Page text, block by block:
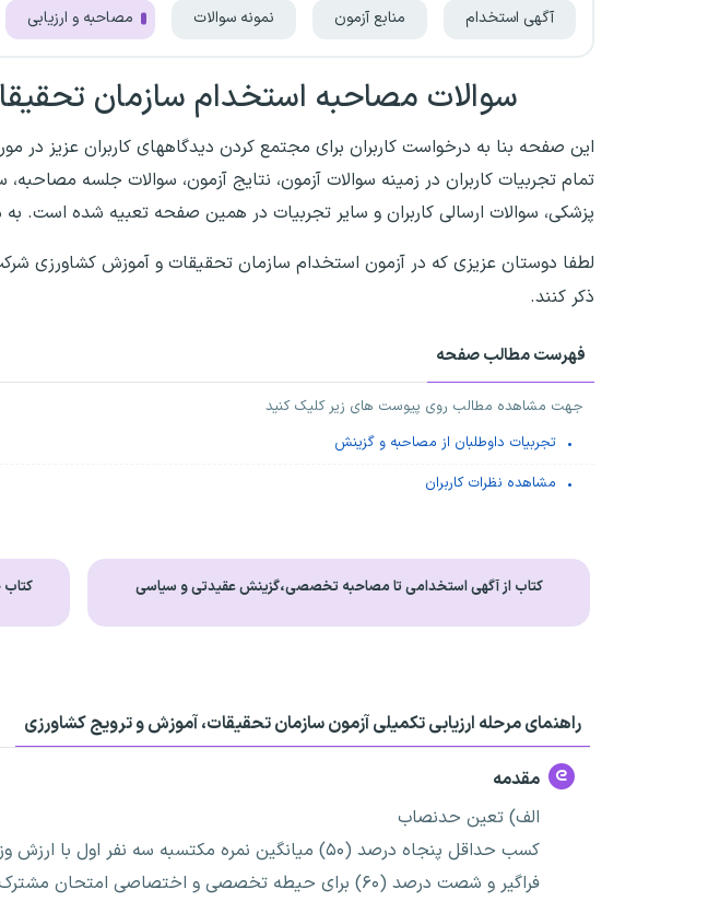
آگهی استخدام منابع آزمون نمونه سوالات مصاحبه و ارزیابی
سوالات مصاحبه استخدام سازمان
این صفحه بنا به درخواست کاربران برای مجتمع کردن دیدگاههای کاربران عزیز
تمام تجربیات کاربران در زمینه سوالات آزمون، نتایج آزمون، سوالات جلسه
پزشکی، سوالات ارسالی کاربران و سایر تجربیات در همین صفحه تعبیه شده است.
لطفا دوستان عزیزی که در آزمون استخدام سازمان تحقیقات و آموزش کشاورزی
ذکر کنند.
فهرست مطالب صفحه
جهت مشاهده مطالب روی پیوست های زیر کلیک کنید
تجربیات داوطلبان از مصاحبه و گزینش
مشاهده نظرات کاربران
کتاب از آگهی استخدامی تا مصاحبه تخصصی،گزینش عقیدتی و سیاسی
راهنمای مرحله ارزیابی تکمیلی آزمون سازمان تحقیقات، آموزش و ترویج کشاورزی
مقدمه
الف) تعین حدنصاب
فراگیر و شصت درصد (۶۰) برای حیطه تخصصی و اختصاصی